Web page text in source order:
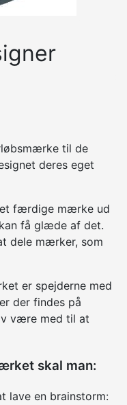
til de
deres eget
færdige mærke ud
få glæde af det.
dele mærker, som
er spejderne med
der findes på
være med til at
skal man:
lave en brainstorm: